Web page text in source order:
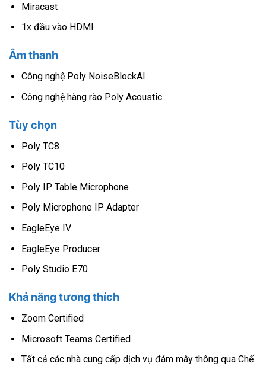
Miracast
1x đầu vào HDMI
Âm thanh
Công nghệ Poly NoiseBlockAI
Công nghệ hàng rào Poly Acoustic
Tùy chọn
Poly TC8
Poly TC10
Poly IP Table Microphone
Poly Microphone IP Adapter
EagleEye IV
EagleEye Producer
Poly Studio E70
Khả năng tương thích
Zoom Certified
Microsoft Teams Certified
Tất cả các nhà cung cấp dịch vụ đám mây thông qua Chế